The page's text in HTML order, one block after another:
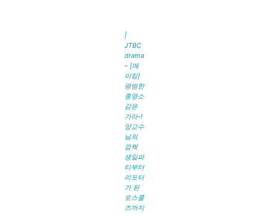
|
JTBC
drama
– [메
이킹]
평범한
종영소
감은
가라-!
양교수
님의
깜짝
생일파
티부터
리포터
가 된
로스쿨
즈까지